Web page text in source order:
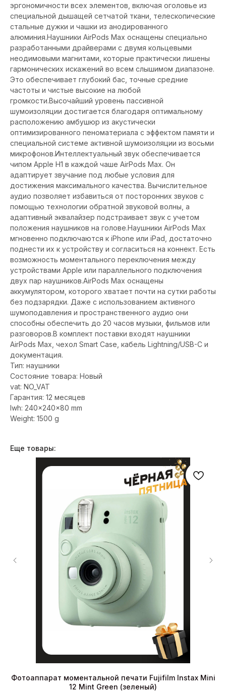
эргономичности всех элементов, включая оголовье из
специальной дышащей сетчатой ткани, телескопические
стальные дужки и чашки из анодированного
алюминия.Наушники AirPods Max оснащены специально
разработанными драйверами с двумя кольцевыми
неодимовыми магнитами, которые практически лишены
гармонических искажений во всем слышимом диапазоне.
Это обеспечивает глубокий бас, точные средние
частоты и чистые высокие на любой
громкости.Высочайший уровень пассивной
шумоизоляции достигается благодаря оптимальному
расположению амбушюр из акустически
оптимизированного пеноматериала с эффектом памяти и
специальной системе активной шумоизоляции из восьми
микрофонов.Интеллектуальный звук обеспечивается
чипом Apple H1 в каждой чаше AirPods Max. Он
адаптирует звучание под любые условия для
достижения максимального качества. Вычислительное
аудио позволяет избавиться от посторонних звуков с
помощью технологии обратной звуковой волны, а
адаптивный эквалайзер подстраивает звук с учетом
положения наушников на голове.Наушники AirPods Max
мгновенно подключаются к iPhone или iPad, достаточно
поднести их к устройству и согласиться на коннект. Есть
возможность моментального переключения между
устройствами Apple или параллельного подключения
двух пар наушников.AirPods Max оснащены
аккумулятором, которого хватает почти на сутки работы
без подзарядки. Даже с использованием активного
шумоподавления и пространственного аудио они
способны обеспечить до 20 часов музыки, фильмов или
разговоров.В комплект поставки входят наушники
AirPods Max, чехол Smart Case, кабель Lightning/USB-C и
документация.
Тип: наушники
Состояние товара: Новый
vat: NO_VAT
Гарантия: 12 месяцев
lwh: 240x240x80 mm
Weight: 1500 g
Еще товары:
Фотоаппарат моментальной печати Fujifilm Instax Mini
12 Mint Green (зеленый)